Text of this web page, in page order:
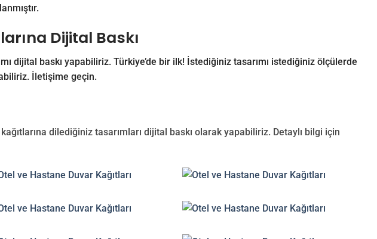
Dijital Baskı
dijital baskı yapabiliriz. Türkiye’de bir ilk! İstediğiniz tasarımı istediğiniz ölçülerde
İletişime geçin.
dilediğiniz tasarımları dijital baskı olarak yapabiliriz. Detaylı bilgi için